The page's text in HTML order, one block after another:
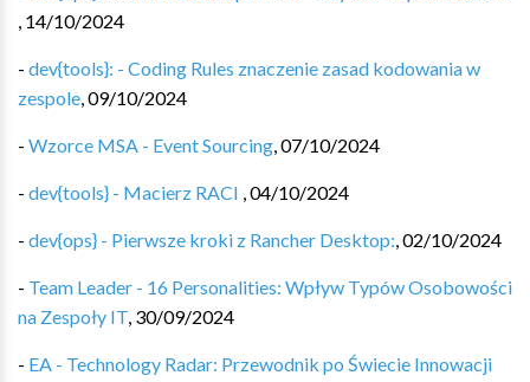
, 14/10/2024
- dev{tools}: - Coding Rules znaczenie zasad kodowania w
zespole,09/10/2024
- Wzorce MSA - Event Sourcing,07/10/2024
- dev{tools} - Macierz RACI ,04/10/2024
- dev{ops} - Pierwsze kroki z Rancher Desktop:,02/10/2024
- Team Leader - 16 Personalities: Wpływ Typów Osobowości
na Zespoły IT, 30/09/2024
- EA - Technology Radar: Przewodnik po Świecie Innowacji